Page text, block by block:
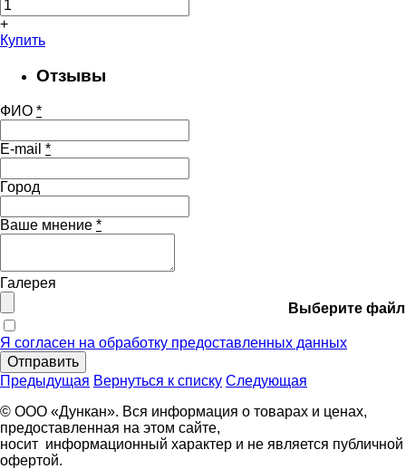
+
Купить
Отзывы
ФИО *
E-mail *
Город
Ваше мнение *
Галерея
Выберите файл
Я согласен на обработку предоставленных данных
Отправить
Предыдущая Вернуться к списку Следующая
© ООО «Дункан». Вся информация о товарах и ценах,
предоставленная на этом сайте,
носит информационный характер и не является публичной
офертой.